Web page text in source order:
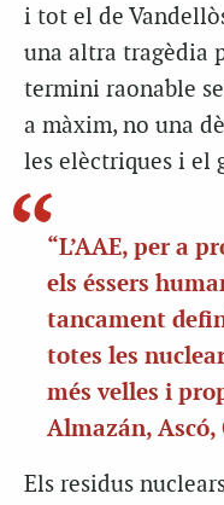
i tot el de
una altra tragèdia
termini raonable
a màxim, no una
les elèctriques i el
“L’AAE, per a
els éssers
tancament
totes les
més velles i
Almazán,
Els residus